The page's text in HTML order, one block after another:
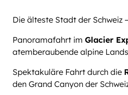
Die älteste Stadt der Schweiz
Panoramafahrt im Glacier
atemberaubende alpine
Spektakuläre Fahrt durch die
den Grand Canyon der